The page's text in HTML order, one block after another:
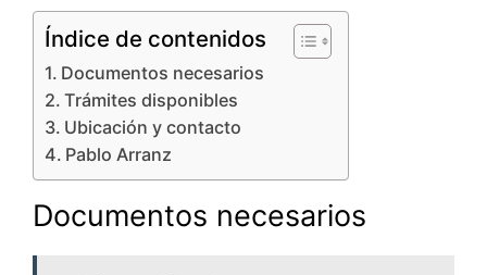
Índice de contenidos
Documentos necesarios
Trámites disponibles
Ubicación y contacto
Pablo Arranz
Documentos necesarios